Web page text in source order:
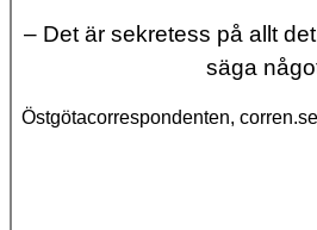
– Det är sekretess på allt
säga
Östgötacorrespondenten,